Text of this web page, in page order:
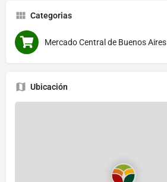
Categorias
Mercado Central de Buenos Aires
Ubicación